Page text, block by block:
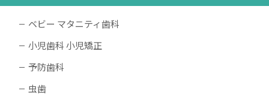
ベビー マタニティ歯科
小児歯科 小児矯正
予防歯科
虫歯